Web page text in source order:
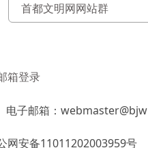
箱登录
电子邮箱：
网安备11011202003959号